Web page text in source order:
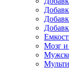
Мозг